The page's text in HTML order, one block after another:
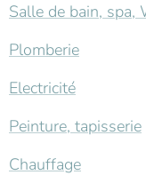
Salle de bain, spa,
Plomberie
Electricité
Peinture, tapisserie
Chauffage